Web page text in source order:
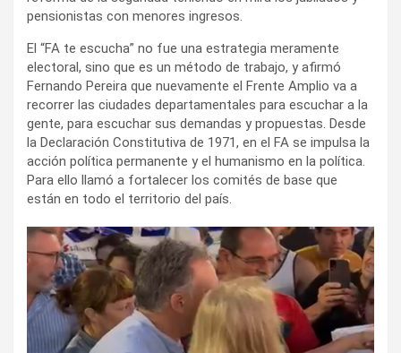
pensionistas con menores ingresos.
El “FA te escucha” no fue una estrategia meramente
electoral, sino que es un método de trabajo, y afirmó
Fernando Pereira que nuevamente el Frente Amplio va a
recorrer las ciudades departamentales para escuchar a la
gente, para escuchar sus demandas y propuestas. Desde
la Declaración Constitutiva de 1971, en el FA se impulsa la
acción política permanente y el humanismo en la política.
Para ello llamó a fortalecer los comités de base que
están en todo el territorio del país.